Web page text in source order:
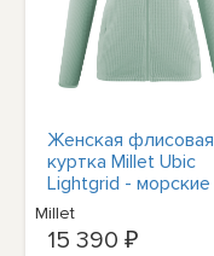
Женская флисовая
куртка Millet Ubic
Lightgrid - морские
водоросли
Millet
15 390 ₽